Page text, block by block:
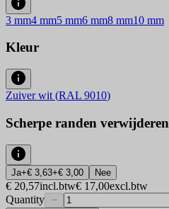
3 mm4 mm5 mm6 mm8 mm10 mm
Kleur
Zuiver wit (RAL 9010)
Scherpe randen verwijderen
Ja+€ 3,63+€ 3,00 Nee
€ 20,57incl.btw€ 17,00excl.btw
Quantity